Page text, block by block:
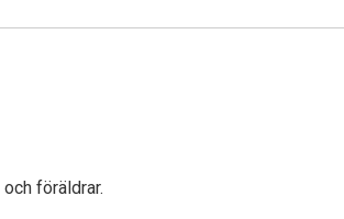
föräldrar.